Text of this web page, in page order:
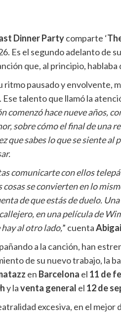
Dinner Partycomparte ‘
Es el segundo adelanto de
que, al principio,
ritmo pausado y envolvente,
. Ese talento que llamó la
comenzó hace nueve años,
sobre cómo el final de una
que sabes lo que se siente
comunicarte con ellos
cosas se convierten en lo
de que estás de duelo.
en una película de
hay al otro lado,” cuenta
a la canción, han
de su nuevo trabajo, la
en Barcelona el 11 de
y laventa general el 12 de
excesiva, en el mejor